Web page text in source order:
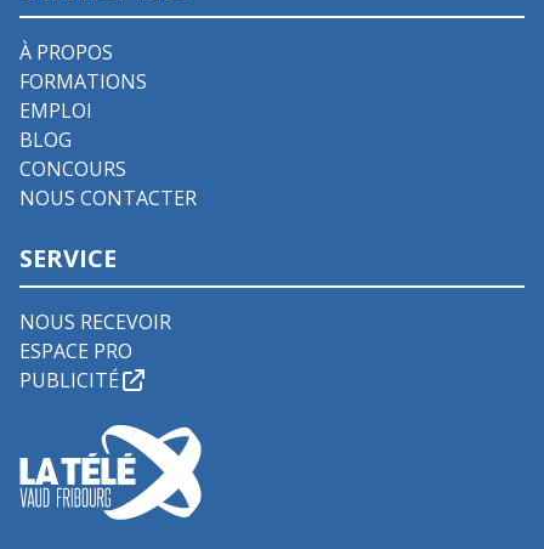
À PROPOS
FORMATIONS
EMPLOI
BLOG
CONCOURS
NOUS CONTACTER
SERVICE
NOUS RECEVOIR
ESPACE PRO
PUBLICITÉ